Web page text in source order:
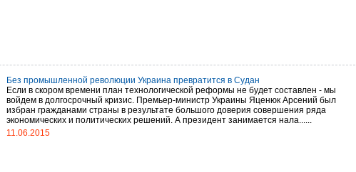
Без промышленной революции Украина превратится в Судан
Если в скором времени план технологической реформы не будет составлен - мы
войдем в долгосрочный кризис. Премьер-министр Украины Яценюк Арсений был
избран гражданами страны в результате большого доверия совершения ряда
экономических и политических решений. А президент занимается нала......
11.06.2015